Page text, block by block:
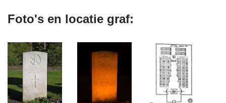
Foto's en locatie graf: